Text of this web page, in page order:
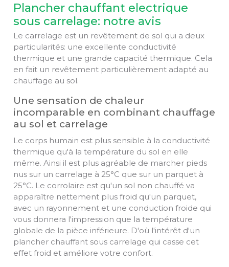
Plancher chauffant electrique
sous carrelage: notre avis
Le carrelage est un revêtement de sol qui a deux
particularités: une excellente conductivité
thermique et une grande capacité thermique. Cela
en fait un revêtement particulièrement adapté au
chauffage au sol.
Une sensation de chaleur
incomparable en combinant chauffage
au sol et carrelage
Le corps humain est plus sensible à la conductivité
thermique qu'à la température du sol en elle
même. Ainsi il est plus agréable de marcher pieds
nus sur un carrelage à 25°C que sur un parquet à
25°C. Le corrolaire est qu'un sol non chauffé va
apparaître nettement plus froid qu'un parquet,
avec un rayonnement et une conduction froide qui
vous donnera l'impression que la température
globale de la pièce inférieure. D'où l'intérêt d'un
plancher chauffant sous carrelage qui casse cet
effet froid et améliore votre confort.